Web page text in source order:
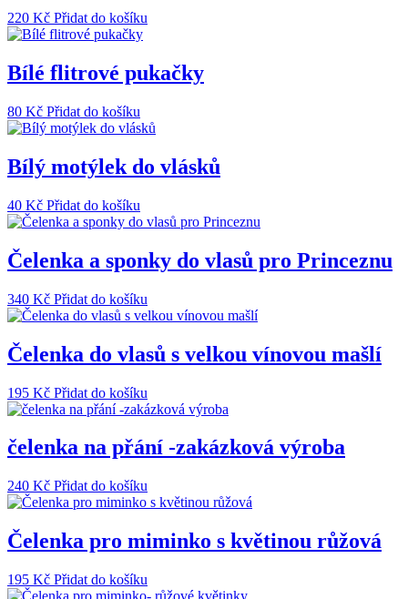
220 Kč Přidat do košíku
Bílé flitrové pukačky
80 Kč Přidat do košíku
Bílý motýlek do vlásků
40 Kč Přidat do košíku
Čelenka a sponky do vlasů pro Princeznu
340 Kč Přidat do košíku
Čelenka do vlasů s velkou vínovou mašlí
195 Kč Přidat do košíku
čelenka na přání -zakázková výroba
240 Kč Přidat do košíku
Čelenka pro miminko s květinou růžová
195 Kč Přidat do košíku